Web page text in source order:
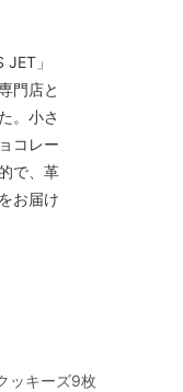
」
門店と
。小さ
コレー
で、革
お届け
ッキーズ9枚